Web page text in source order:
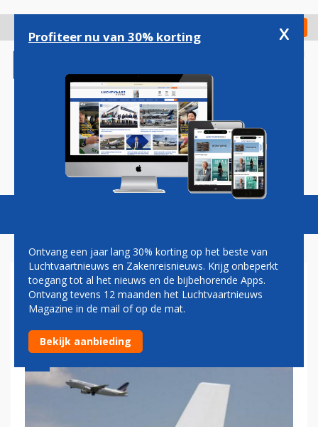
gaan
Check in
Magazine Podcasts Vacatures
KLM RONDT
HERFINANCIERINGSRONDE AF
Profiteer nu van 30% korting x
Ontvang een jaar lang 30% korting op het beste van
Luchtvaartnieuws en Zakenreisnieuws. Krijg onbeperkt
toegang tot al het nieuws en de bijbehorende Apps.
Ontvang tevens 12 maanden het Luchtvaartnieuws
Magazine in de mail of op de mat.
Bekijk aanbieding